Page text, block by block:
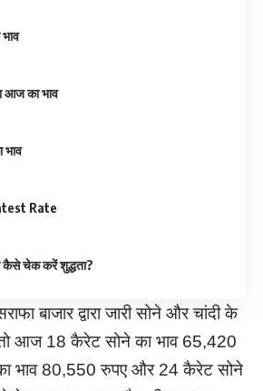
आज का भाव
भाव
Rate
कैसे चेक करें शुद्धता?
बाजार द्वारा जारी सोने और चांदी के
तो आज 18 कैरेट सोने का भाव 65,420
भाव 80,550 रुपए और 24 कैरेट सोने